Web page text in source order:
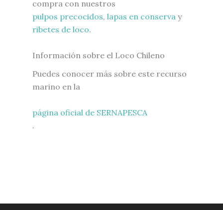
compra con nuestros
pulpos precocidos, lapas en conserva y
ribetes de loco.
Información sobre el Loco Chileno
Puedes conocer más sobre este recurso
marino en la
página oficial de SERNAPESCA
.